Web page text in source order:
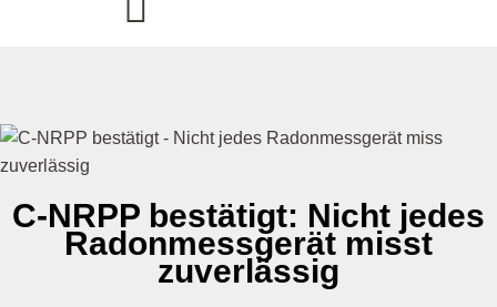
C-NRPP bestätigt: Nicht jedes
Radonmessgerät misst
zuverlässig